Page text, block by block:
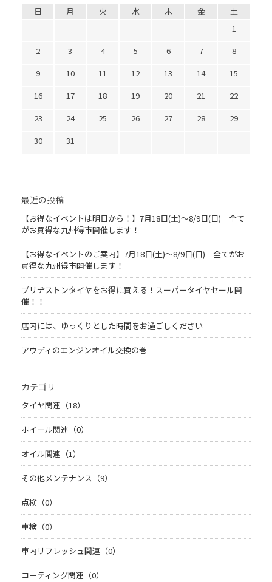
日 月 火 水 木 金
土
1
2
3 4 5 6 7
8
9
10 11 12 13 14
15
16
17 18 19 20 21
22
23
24 25 26 27 28
29
30
31
最近の投稿
【お得なイベントは明日から！】7月18日(土)～8/9日(日) 全て
がお買得な九州得市開催します！
【お得なイベントのご案内】7月18日(土)～8/9日(日) 全てがお
買得な九州得市開催します！
ブリヂストンタイヤをお得に買える！スーパータイヤセール開
催！！
店内には、ゆっくりとした時間をお過ごしください
アウディのエンジンオイル交換の巻
カテゴリ
タイヤ関連（18）
ホイール関連（0）
オイル関連（1）
その他メンテナンス（9）
点検（0）
車検（0）
車内リフレッシュ関連（0）
コーティング関連（0）